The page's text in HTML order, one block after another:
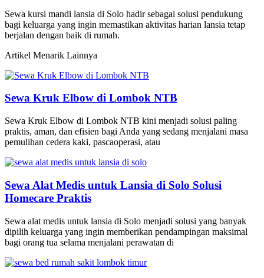
Sewa kursi mandi lansia di Solo hadir sebagai solusi pendukung
bagi keluarga yang ingin memastikan aktivitas harian lansia tetap
berjalan dengan baik di rumah.
Artikel Menarik Lainnya
Sewa Kruk Elbow di Lombok NTB
Sewa Kruk Elbow di Lombok NTB kini menjadi solusi paling
praktis, aman, dan efisien bagi Anda yang sedang menjalani masa
pemulihan cedera kaki, pascaoperasi, atau
Sewa Alat Medis untuk Lansia di Solo Solusi
Homecare Praktis
Sewa alat medis untuk lansia di Solo menjadi solusi yang banyak
dipilih keluarga yang ingin memberikan pendampingan maksimal
bagi orang tua selama menjalani perawatan di